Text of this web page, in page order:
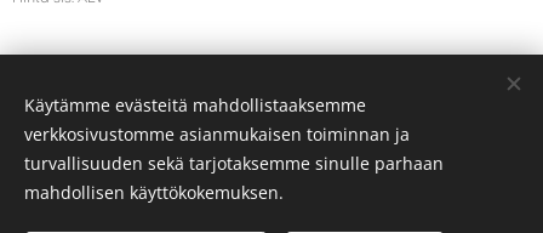
© 2026 Kaikki oikeudet pidätetään
Evästeet
Käytämme evästeitä mahdollistaaksemme
verkkosivustomme asianmukaisen toiminnan ja
turvallisuuden sekä tarjotaksemme sinulle parhaan
mahdollisen käyttökokemuksen.